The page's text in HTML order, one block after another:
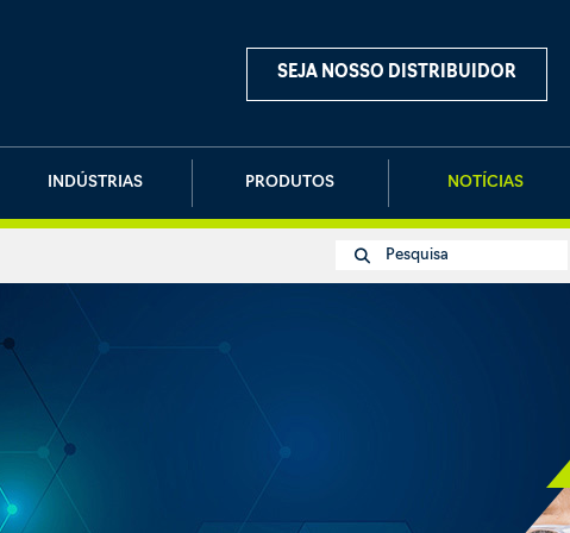
SEJA NOSSO DISTRIBUIDOR
INDÚSTRIAS PRODUTOS NOTÍCIAS
Pesquisa